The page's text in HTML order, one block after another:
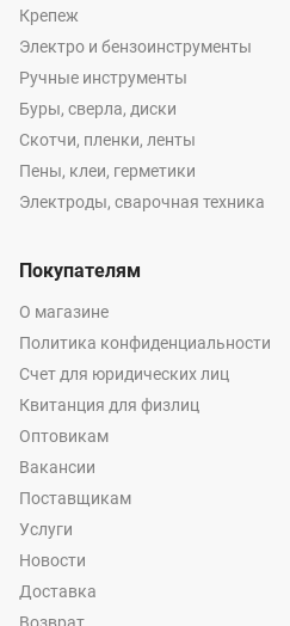
Крепеж
Электро и бензоинструменты
Ручные инструменты
Буры, сверла, диски
Скотчи, пленки, ленты
Пены, клеи, герметики
Электроды, сварочная техника
Покупателям
О магазине
Политика конфиденциальности
Счет для юридических лиц
Квитанция для физлиц
Оптовикам
Вакансии
Поставщикам
Услуги
Новости
Доставка